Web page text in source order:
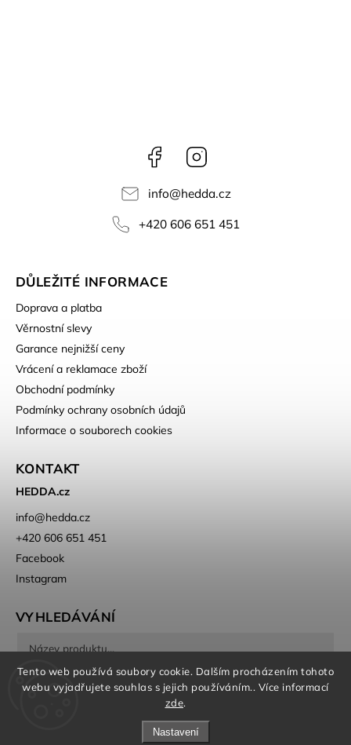
Tento web používá soubory cookie. Dalším procházením tohoto
webu vyjadřujete souhlas s jejich používáním.. Více informací
zde.
Nastavení
Facebook
info@hedda.cz
+420 606 651 451
DŮLEŽITÉ INFORMACE
Doprava a platba
Věrnostní slevy
Garance nejnižší ceny
Vrácení a reklamace zboží
Obchodní podmínky
Podmínky ochrany osobních údajů
Informace o souborech cookies
KONTAKT
HEDDA.cz
info@hedda.cz
+420 606 651 451
Facebook
Instagram
VYHLEDÁVÁNÍ
Hledat